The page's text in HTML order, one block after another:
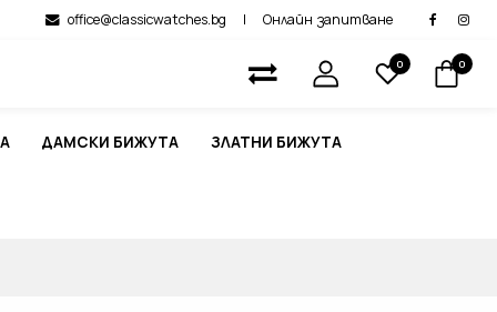
office@classicwatches.bg | Онлайн запитване
0 0
ДАМСКИ БИЖУТА ЗЛАТНИ БИЖУТА